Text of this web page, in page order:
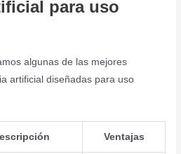
para uso
algunas de las mejores
artificial diseñadas para uso
Ventajas